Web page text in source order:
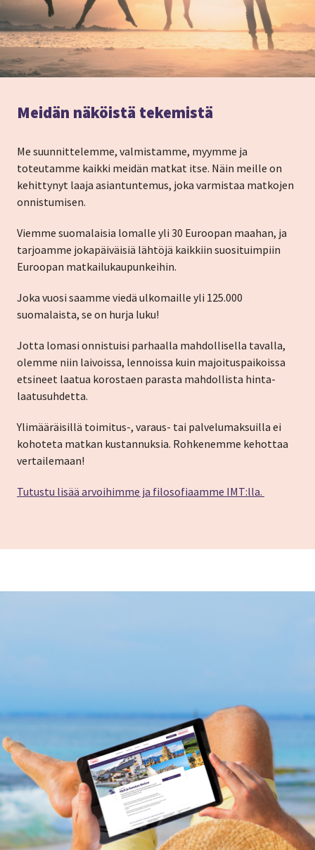
Meidän näköistä tekemistä
Me suunnittelemme, valmistamme, myymme ja
toteutamme kaikki meidän matkat itse. Näin meille on
kehittynyt laaja asiantuntemus, joka varmistaa matkojen
onnistumisen.
Viemme suomalaisia lomalle yli 30 Euroopan maahan, ja
tarjoamme jokapäiväisiä lähtöjä kaikkiin suosituimpiin
Euroopan matkailukaupunkeihin.
Joka vuosi saamme viedä ulkomaille yli 125.000
suomalaista, se on hurja luku!
Jotta lomasi onnistuisi parhaalla mahdollisella tavalla,
olemme niin laivoissa, lennoissa kuin majoituspaikoissa
etsineet laatua korostaen parasta mahdollista hinta-
laatusuhdetta.
Ylimääräisillä toimitus-, varaus- tai palvelumaksuilla ei
kohoteta matkan kustannuksia. Rohkenemme kehottaa
vertailemaan!
Tutustu lisää arvoihimme ja filosofiaamme IMT:lla.